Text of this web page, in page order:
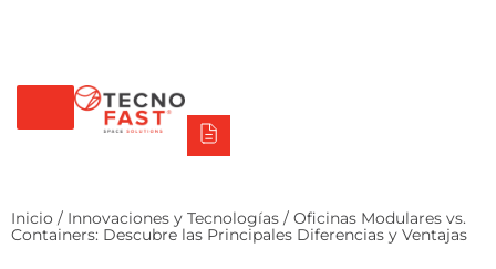
Inicio / Innovaciones y Tecnologías / Oficinas Modulares vs.
Containers: Descubre las Principales Diferencias y Ventajas